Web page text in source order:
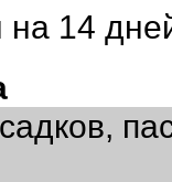
на 14